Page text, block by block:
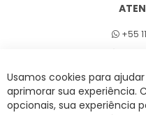
+55
A Savy é uma lifestyle brand.
Usamos cookies para
aprimorar sua experiência.
opcionais, sua experiência